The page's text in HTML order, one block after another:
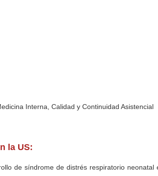
Interna, Calidad y Continuidad Asistencial
la US:
de síndrome de distrés respiratorio